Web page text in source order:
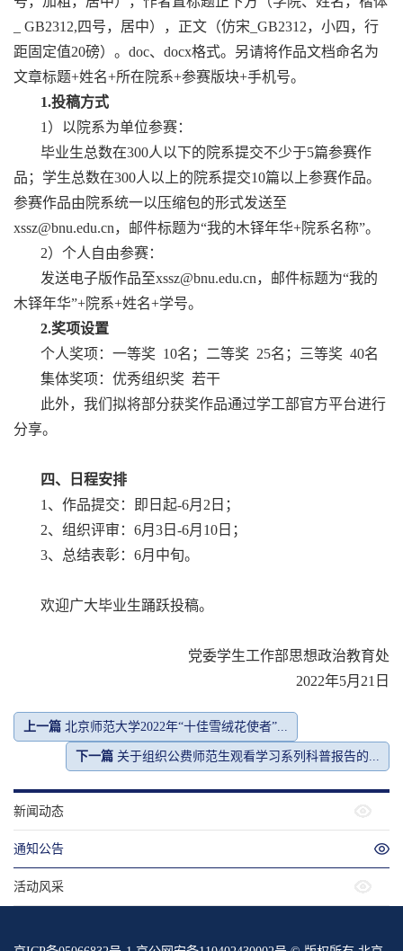
_ GB2312,四号，居中），正文（仿宋_GB2312，小四，行
距固定值20磅）。doc、docx格式。另请将作品文档命名为
文章标题+姓名+所在院系+参赛版块+手机号。
1.投稿方式
1） 以院系为单位参赛：
毕业生总数在300人以下的院系提交不少于5篇参赛作
品；学生总数在300人以上的院系提交10篇以上参赛作品。
参赛作品由院系统一以压缩包的形式发送至
xssz@bnu.edu.cn，邮件标题为“我的木铎年华+院系名称”。
2）个人自由参赛：
发送电子版作品至xssz@bnu.edu.cn，邮件标题为“我的
木铎年华”+院系+姓名+学号。
2.奖项设置
个人奖项：一等奖 10名；二等奖 25名；三等奖 40名
集体奖项：优秀组织奖 若干
此外，我们拟将部分获奖作品通过学工部官方平台进行
分享。
四、日程安排
1、作品提交：即日起-6月2日；
2、组织评审：6月3日-6月10日；
3、总结表彰：6月中旬。
欢迎广大毕业生踊跃投稿。
党委学生工作部思想政治教育处
2022年5月21日
上一篇 北京师范大学2022年“十佳雪绒花使者”...
下一篇 关于组织公费师范生观看学习系列科普报告的...
新闻动态
通知公告
活动风采